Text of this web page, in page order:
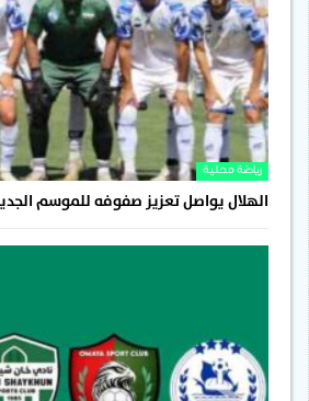
رياضة محلية
الهلال يواصل تعزيز صفوفه للموسم الجديد